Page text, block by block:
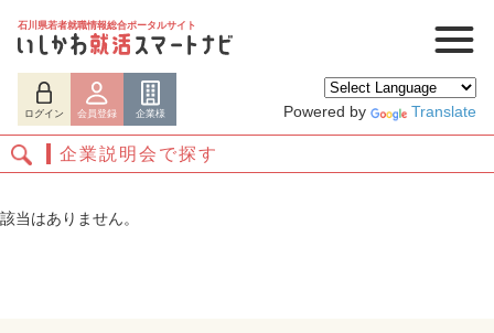
石川県若者就職情報総合ポータルサイト
ログイン 会員登録 企業様 Powered by Translate
企業説明会で探す
該当はありません。